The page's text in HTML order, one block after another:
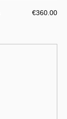
€360.00